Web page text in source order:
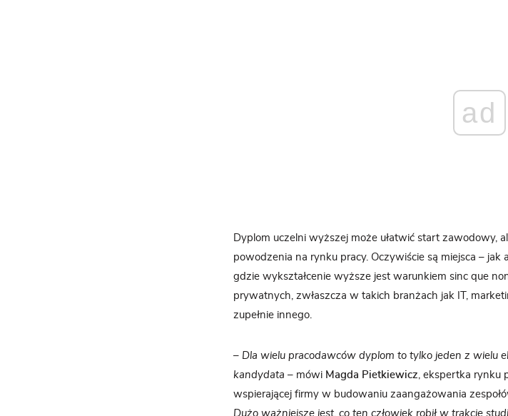
ad
Dyplom uczelni wyższej może ułatwić start zawodowy,
powodzenia na rynku pracy. Oczywiście są miejsca – jak
gdzie wykształcenie wyższe jest warunkiem sinc que
prywatnych, zwłaszcza w takich branżach jak IT,
zupełnie innego.
– Dla wielu pracodawców dyplom to tylko jeden z wielu
kandydata – mówi Magda Pietkiewicz, ekspertka rynku
wspierającej firmy w budowaniu zaangażowania
Dużo ważniejsze jest, co ten człowiek robił w trakcie